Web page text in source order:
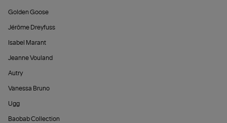
Golden Goose
Jérôme Dreyfuss
Isabel Marant
Jeanne Vouland
Autry
Vanessa Bruno
Ugg
Baobab Collection